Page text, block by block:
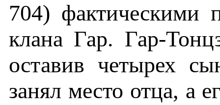
704) фактическими
клана Гар. Гар-
оставив четырех
занял место отца, а